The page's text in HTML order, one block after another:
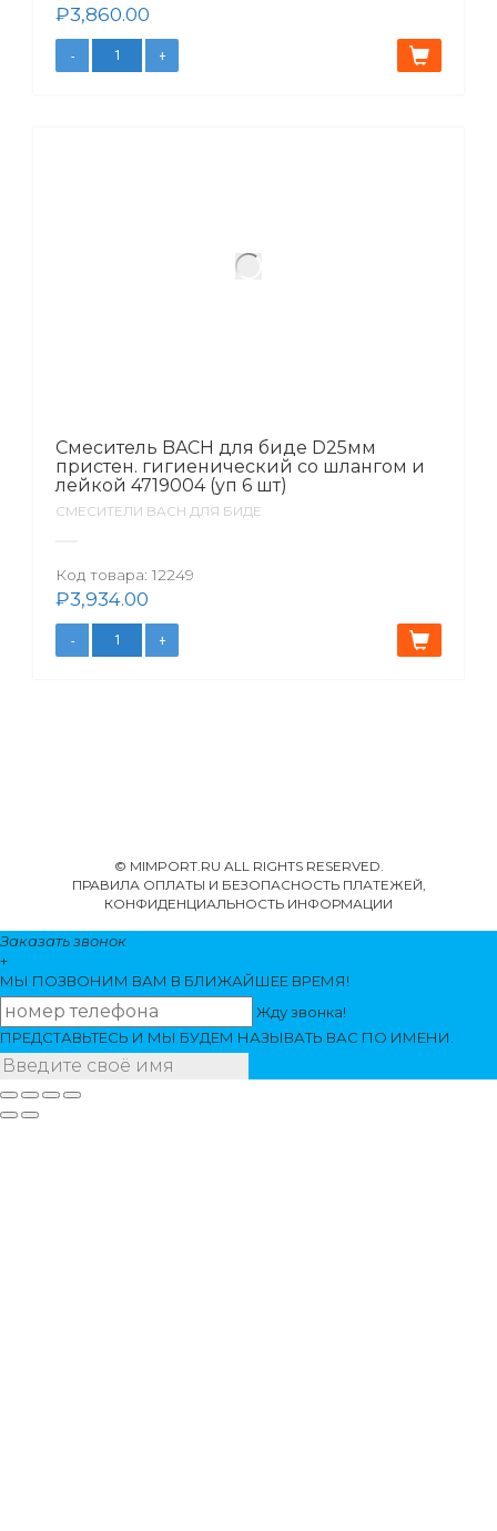
₽3,860.00
Смеситель BACH для биде D25мм
пристен. гигиенический со шлангом и
лейкой 4719004 (уп 6 шт)
СМЕСИТЕЛИ BACH ДЛЯ БИДЕ
Код товара: 12249
₽3,934.00
© MIMPORT.RU ALL RIGHTS RESERVED.
ПРАВИЛА ОПЛАТЫ И БЕЗОПАСНОСТЬ ПЛАТЕЖЕЙ,
КОНФИДЕНЦИАЛЬНОСТЬ ИНФОРМАЦИИ
Заказать звонок
+
МЫ ПОЗВОНИМ ВАМ В БЛИЖАЙШЕЕ ВРЕМЯ!
Жду звонка!
ПРЕДСТАВЬТЕСЬ И МЫ БУДЕМ НАЗЫВАТЬ ВАС ПО ИМЕНИ.